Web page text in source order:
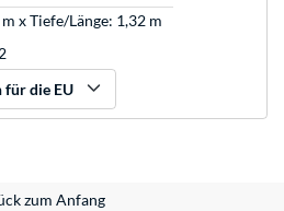
x Tiefe/Länge: 1,32 m
die EU
zum Anfang